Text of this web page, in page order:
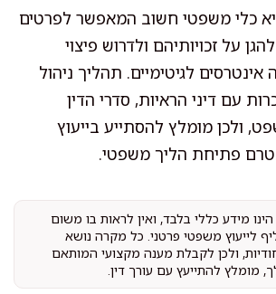
כלי משפטי חשוב המאפשר לפרטים
על זכויותיהם ולדרוש פיצוי
לגיטימיים. תהליך ניהול
עם דיני הראיות, סדרי הדין
ולכן מומלץ להסתייע בייעוץ
פתיחת הליך משפטי.
מידע כללי בלבד, ואין לראות בו משום
לייעוץ משפטי פרטני. כל מקרה נושא
ולכן לקבלת מענה מקצועי המותאם
מומלץ להתייעץ עם עורך דין.